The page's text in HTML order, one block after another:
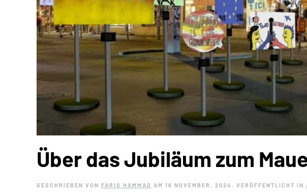
Über das Jubiläum zum
GESCHRIEBEN VON FARIS HAMMAD AM 16 NOVEMBER, 2024 . VERÖFFENTLICHT IN